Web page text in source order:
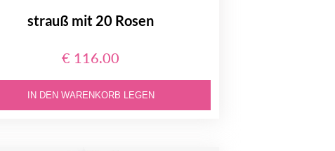
strauß mit 20 Rosen
€ 116.00
IN DEN WARENKORB LEGEN